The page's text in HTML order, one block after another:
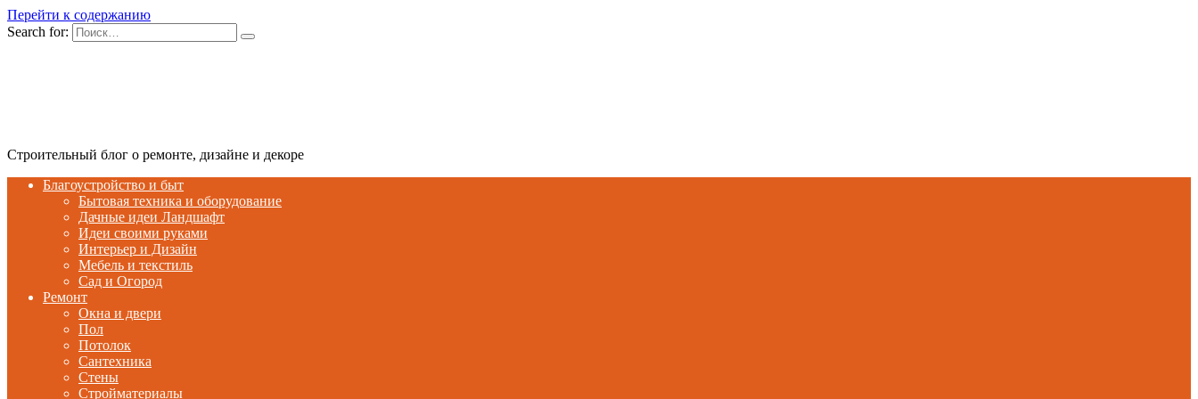
Перейти к содержанию
Search for:
Строительный блог о ремонте, дизайне и декоре
Благоустройство и быт
Бытовая техника и оборудование
Дачные идеи Ландшафт
Идеи своими руками
Интерьер и Дизайн
Мебель и текстиль
Сад и Огород
Ремонт
Окна и двери
Пол
Потолок
Сантехника
Стены
Стройматериалы